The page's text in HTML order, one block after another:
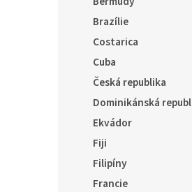
Brazílie
Costarica
Cuba
Česká republika
Dominikánská
Ekvádor
Fiji
Filipíny
Francie